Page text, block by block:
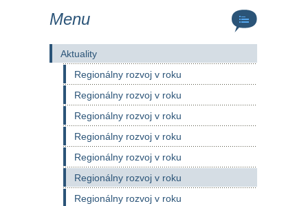
Menu
Aktuality
Regionálny rozvoj v roku
Regionálny rozvoj v roku
Regionálny rozvoj v roku
Regionálny rozvoj v roku
Regionálny rozvoj v roku
Regionálny rozvoj v roku
Regionálny rozvoj v roku